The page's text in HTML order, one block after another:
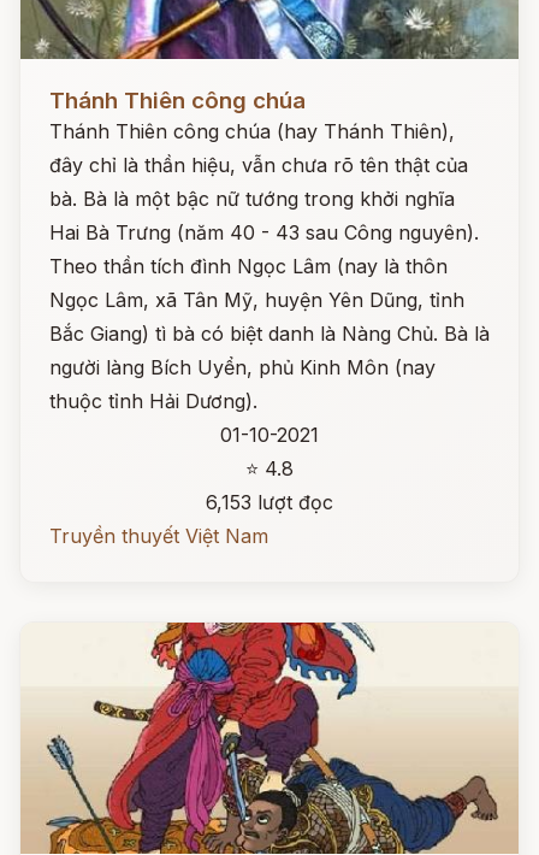
Thánh Thiên công chúa
Thánh Thiên công chúa (hay Thánh Thiên),
đây chỉ là thần hiệu, vẫn chưa rõ tên thật của
bà. Bà là một bậc nữ tướng trong khởi nghĩa
Hai Bà Trưng (năm 40 - 43 sau Công nguyên).
Theo thần tích đình Ngọc Lâm (nay là thôn
Ngọc Lâm, xã Tân Mỹ, huyện Yên Dũng, tỉnh
Bắc Giang) tì bà có biệt danh là Nàng Chủ. Bà là
người làng Bích Uyển, phủ Kinh Môn (nay
thuộc tỉnh Hải Dương).
01-10-2021
⭐ 4.8
6,153 lượt đọc
Truyền thuyết Việt Nam